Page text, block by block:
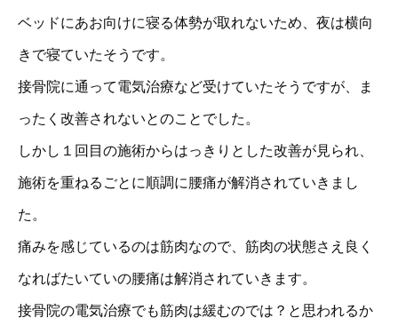
ベッドにあお向けに寝る体勢が取れないため、夜は横向
きで寝ていたそうです。
接骨院に通って電気治療など受けていたそうですが、ま
ったく改善されないとのことでした。
しかし１回目の施術からはっきりとした改善が見られ、
施術を重ねるごとに順調に腰痛が解消されていきまし
た。
痛みを感じているのは筋肉なので、筋肉の状態さえ良く
なればたいていの腰痛は解消されていきます。
接骨院の電気治療でも筋肉は緩むのでは？と思われるか